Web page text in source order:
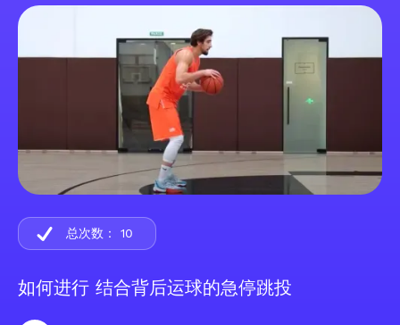
如何进行 结合背后运球的急停跳投
总次数： 10